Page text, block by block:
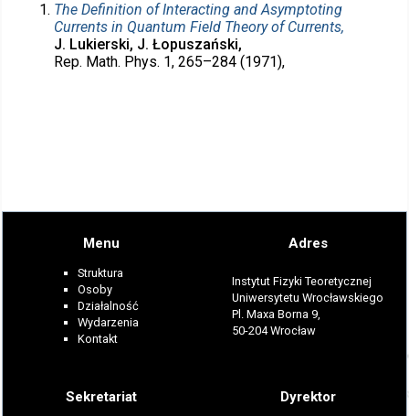
The Definition of Interacting and Asymptoting
Currents in Quantum Field Theory of Currents,
J. Lukierski, J. Łopuszański,
Rep. Math. Phys. 1, 265–284 (1971),
Menu
Struktura
Osoby
Działalność
Wydarzenia
Kontakt
Adres
Instytut Fizyki Teoretycznej
Uniwersytetu Wrocławskiego
Pl. Maxa Borna 9,
50-204 Wrocław
Sekretariat Dyrektor